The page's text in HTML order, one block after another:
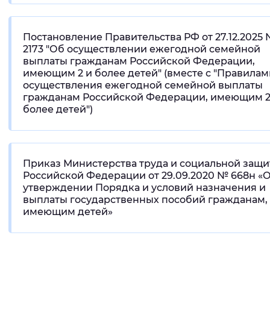
Постановление Правительства РФ от 27.12.2025
2173 "Об осуществлении ежегодной семейной
выплаты гражданам Российской Федерации,
имеющим 2 и более детей" (вместе с
осуществления ежегодной семейной выплаты
гражданам Российской Федерации, имеющим
более детей")
Приказ Министерства труда и социальной
Российской Федерации от 29.09.2020 № 668н
утверждении Порядка и условий назначения и
выплаты государственных пособий гражданам,
имеющим детей»